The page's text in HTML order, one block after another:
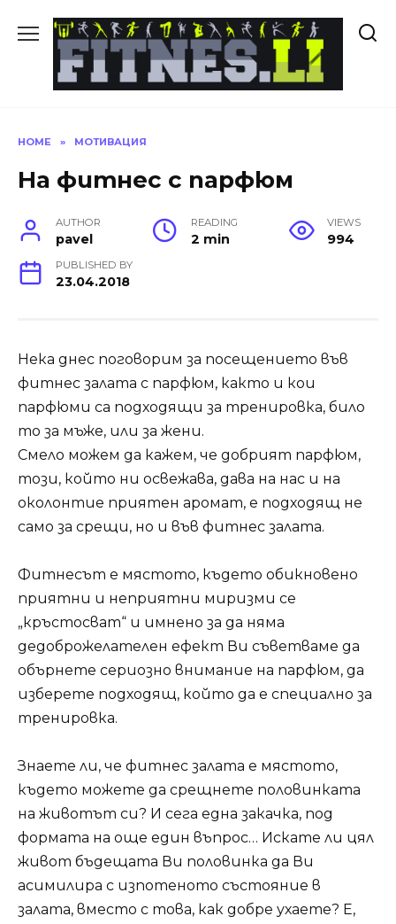
HOME » МОТИВАЦИЯ
На фитнес с парфюм
AUTHOR
pavel
READING
2 min
VIEWS
994
PUBLISHED BY
23.04.2018
Нека днес поговорим за посещението във
фитнес залата с парфюм, както и кои
парфюми са подходящи за тренировка, било
то за мъже, или за жени.
Смело можем да кажем, че добрият парфюм,
този, който ни освежава, дава на нас и на
околонтие приятен аромат, е подходящ не
само за срещи, но и във фитнес залата.
Фитнесът е мястото, където обикновено
приятни и неприятни миризми се
„кръстосват“ и имнено за да няма
дедоброжелателен ефект Ви съветваме да
обърнете сериозно внимание на парфюм, да
изберете подходящ, който да е специално за
тренировка.
Знаете ли, че фитнес залата е мястото,
където можете да срещнете половинката
на животът си? И сега една закачка, под
формата на още един въпрос… Искате ли цял
живот бъдещата Ви половинка да Ви
асимилира с изпотеното състояние в
залата, вместо с това, как добре ухаете? Е,